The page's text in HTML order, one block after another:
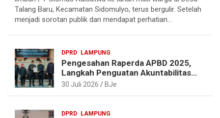
e
g
m
e
b
k
t
e
s
t
t
s
p
Talang Baru, Kecamatan Sidomulyo, terus bergulir. Setelah
menjadi sorotan publik dan mendapat perhatian…
DPRD LAMPUNG
Pengesahan Raperda APBD 2025,
Langkah Penguatan Akuntabilitas
dan Pembangunan Lampung
30 Juli 2026 BJe
DPRD LAMPUNG